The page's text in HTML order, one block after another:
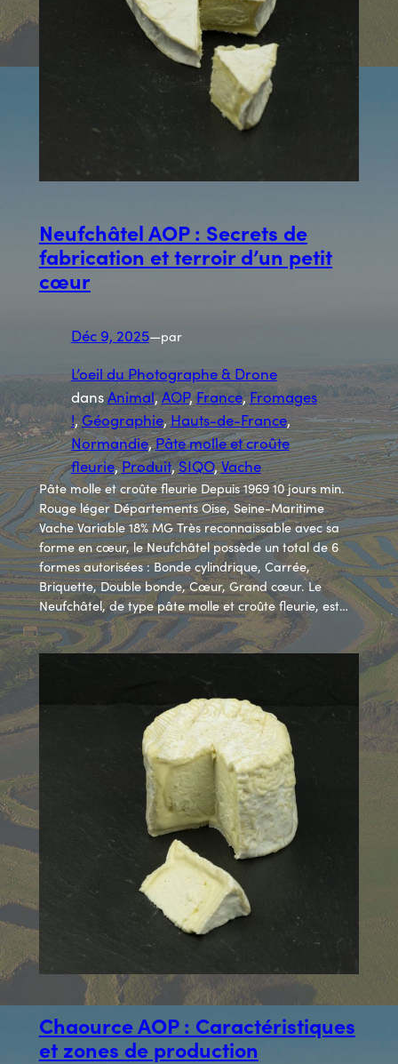
Neufchâtel AOP : Secrets de
fabrication et terroir d’un petit
cœur
Déc 9, 2025—par
L’oeil du Photographe & Drone
dansAnimal, AOP, France, Fromages
!, Géographie, Hauts-de-France
Normandie, Pâte molle et croûte
fleurie, Produit, SIQO, Vache
Pâte molle et croûte fleurie Depuis 1969 10 jours min.
Rouge léger Départements Oise, Seine-Maritime
Vache Variable 18% MG Très reconnaissable avec sa
forme en cœur, le Neufchâtel possède un total de 6
formes autorisées : Bonde cylindrique, Carrée,
Briquette, Double bonde, Cœur, Grand cœur. Le
Neufchâtel, de type pâte molle et croûte fleurie, est…
Chaource AOP : Caractéristiques
et zones de production